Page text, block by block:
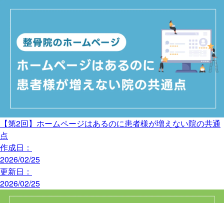
【第2回】ホームページはあるのに患者様が増えない院の共通
点
作成日：
2026/02/25
更新日：
2026/02/25